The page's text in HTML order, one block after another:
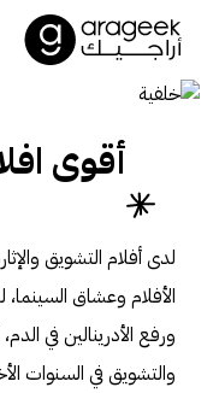
أقوى
لدى أفلام التشويق
الأفلام وعشاق
ورفع الأدرينالين في
والتشويق في السنوات